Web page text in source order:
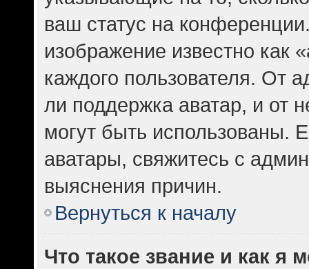
ваш статус на
изображение известно как
каждого пользователя. От
ли поддержка аватар, и от
могут быть использованы.
аватары, свяжитесь с
выяснения причин.
Вернуться к началу
Что такое звание и как я